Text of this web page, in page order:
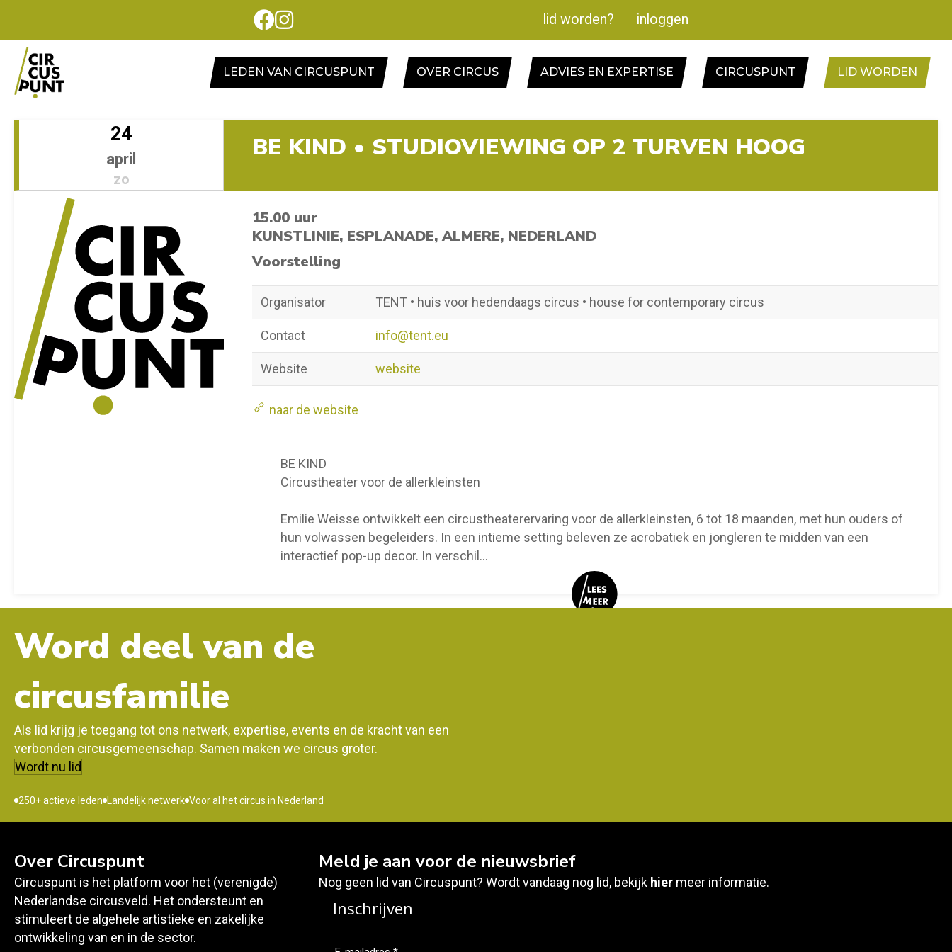
lid worden? inloggen
LEDEN VAN CIRCUSPUNT OVER CIRCUS ADVIES EN EXPERTISE CIRCUSPUNT LID WORDEN
24
april
zo
BE KIND • STUDIOVIEWING OP 2 TURVEN HOOG
15.00 uur
KUNSTLINIE, ESPLANADE, ALMERE, NEDERLAND
Voorstelling
Organisator TENT • huis voor hedendaags circus • house for contemporary circus
Contact info@tent.eu
Website website
naar de website
BE KIND
Circustheater voor de allerkleinsten
Emilie Weisse ontwikkelt een circustheaterervaring voor de allerkleinsten, 6 tot 18 maanden, met hun ouders of
hun volwassen begeleiders. In een intieme setting beleven ze acrobatiek en jongleren te midden van een
interactief pop-up decor. In verschil...
Word deel van de
circusfamilie
Als lid krijg je toegang tot ons netwerk, expertise, events en de kracht van een
verbonden circusgemeenschap. Samen maken we circus groter.
Wordt nu lid
250+ actieve leden Landelijk netwerk Voor al het circus in Nederland
Over Circuspunt
Circuspunt is het platform voor het (verenigde)
Nederlandse circusveld. Het ondersteunt en
stimuleert de algehele artistieke en zakelijke
ontwikkeling van en in de sector.
Meld je aan voor de nieuwsbrief
Nog geen lid van Circuspunt? Wordt vandaag nog lid, bekijk hier meer informatie.
Inschrijven